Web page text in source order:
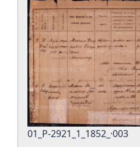
01_Р-2921_1_1852_·003